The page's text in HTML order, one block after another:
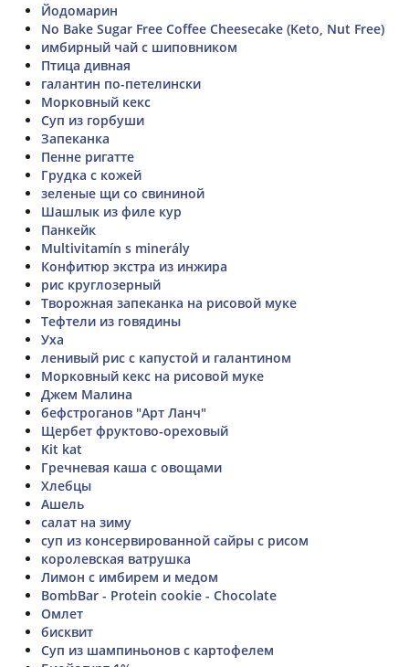
Йодомарин
No Bake Sugar Free Coffee Cheesecake (Keto, Nut Free)
имбирный чай с шиповником
Птица дивная
галантин по-петелински
Морковный кекс
Суп из горбуши
Запеканка
Пенне ригатте
Грудка с кожей
зеленые щи со свининой
Шашлык из филе кур
Панкейк
Multivitamín s minerály
Конфитюр экстра из инжира
рис круглозерный
Творожная запеканка на рисовой муке
Тефтели из говядины
Уха
ленивый рис с капустой и галантином
Морковный кекс на рисовой муке
Джем Малина
бефстроганов "Арт Ланч"
Щербет фруктово-ореховый
Kit kat
Гречневая каша с овощами
Хлебцы
Ашель
салат на зиму
суп из консервированной сайры с рисом
королевская ватрушка
Лимон с имбирем и медом
BombBar - Protein cookie - Chocolate
Омлет
бисквит
Суп из шампиньонов с картофелем